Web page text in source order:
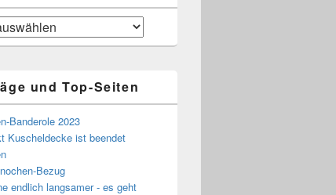
und Top-Seiten
Banderole 2023
Kuscheldecke ist beendet
Bezug
endlich langsamer - es geht